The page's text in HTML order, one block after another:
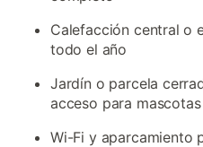
Calefacción central o
todo el año
Jardín o parcela
acceso para mascotas
Wi-Fi y aparcamiento